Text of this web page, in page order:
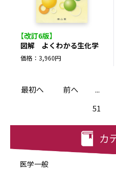
医学一般
【改訂6版】
図解 よくわかる生化学
価格：3,960円
最初へ 前へ ...
51